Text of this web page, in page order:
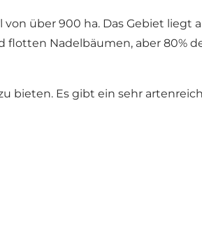
über 900 ha. Das Gebiet liegt
flotten Nadelbäumen, aber 80%
bieten. Es gibt ein sehr